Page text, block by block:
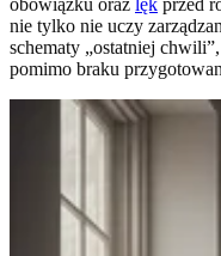
nie tylko nie uczy
schematy „ostatniej
pomimo braku